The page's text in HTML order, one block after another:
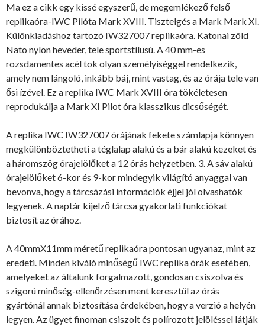
Ma ez a cikk egy kissé egyszerű, de megemlékező felső
replikaóra-IWC Pilóta Mark XVIII. Tisztelgés a Mark Mark XI.
Különkiadáshoz tartozó IW327007 replikaóra. Katonai zöld
Nato nylon heveder, tele sportstílusú. A 40 mm-es
rozsdamentes acél tok olyan személyiséggel rendelkezik,
amely nem lángoló, inkább báj, mint vastag, és az órája tele van
ősi ízével. Ez a replika IWC Mark XVIII óra tökéletesen
reprodukálja a Mark XI Pilot óra klasszikus dicsőségét.
A replika IWC IW327007 órájának fekete számlapja könnyen
megkülönböztetheti a téglalap alakú és a bár alakú kezeket és
a háromszög órajelölőket a 12 órás helyzetben. 3. A sáv alakú
órajelölőket 6-kor és 9-kor mindegyik világító anyaggal van
bevonva, hogy a tárcsázási információk éjjel jól olvashatók
legyenek. A naptár kijelző tárcsa gyakorlati funkciókat
biztosít az órához.
A 40mmX11mm méretű replikaóra pontosan ugyanaz, mint az
eredeti. Minden kiváló minőségű IWC replika órák esetében,
amelyeket az általunk forgalmazott, gondosan csiszolva és
szigorú minőség-ellenőrzésen ment keresztül az órás
gyártónál annak biztosítása érdekében, hogy a verzió a helyén
legyen. Az ügyet finoman csiszolt és polírozott jelöléssel látják